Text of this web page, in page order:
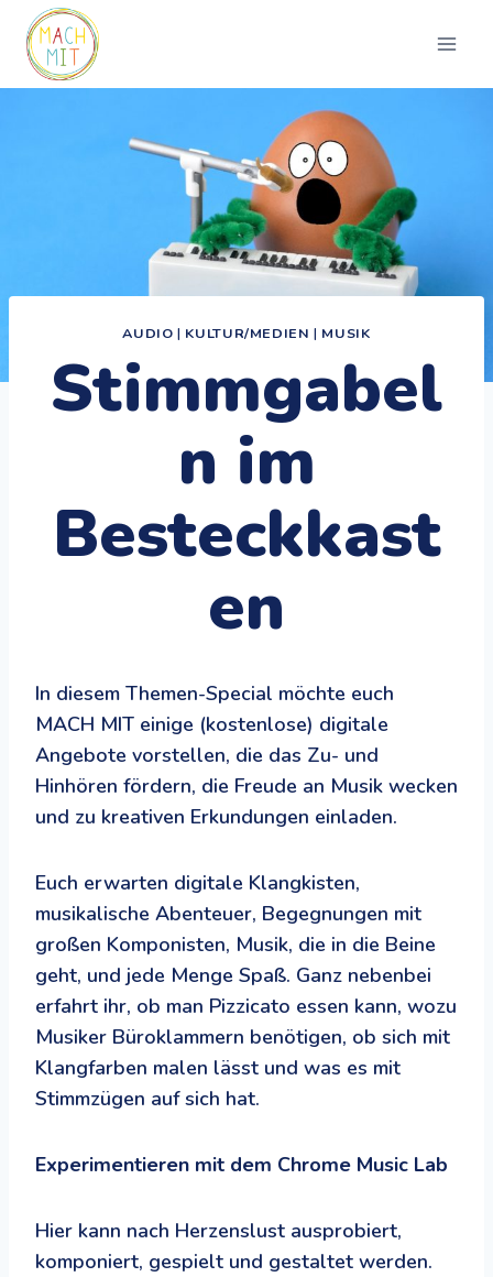
Zum
Inhalt
springen
AUDIO | KULTUR/MEDIEN | MUSIK
Stimmgabel
n im
Besteckkast
en
In diesem Themen-Special möchte euch
MACH MIT einige (kostenlose) digitale
Angebote vorstellen, die das Zu- und
Hinhören fördern, die Freude an Musik wecken
und zu kreativen Erkundungen einladen.
Euch erwarten digitale Klangkisten,
musikalische Abenteuer, Begegnungen mit
großen Komponisten, Musik, die in die Beine
geht, und jede Menge Spaß. Ganz nebenbei
erfahrt ihr, ob man Pizzicato essen kann, wozu
Musiker Büroklammern benötigen, ob sich mit
Klangfarben malen lässt und was es mit
Stimmzügen auf sich hat.
Experimentieren mit dem Chrome Music Lab
Hier kann nach Herzenslust ausprobiert,
komponiert, gespielt und gestaltet werden.